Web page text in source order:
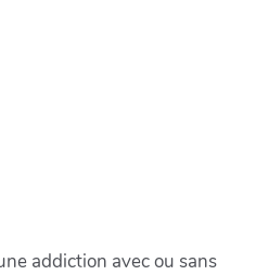
addiction avec ou sans